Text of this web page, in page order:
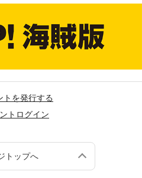
トを発行する
トログイン
トップへ